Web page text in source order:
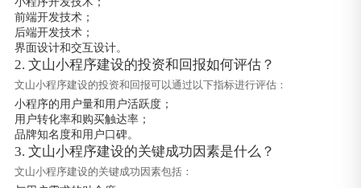
前端开发技术；
后端开发技术；
界面设计和交互设计。
2. 文山小程序建设的投资和回报如何评估？
文山小程序建设的投资和回报可以通过以下指标进行评估：
小程序的用户量和用户活跃度；
用户转化率和购买触达率；
品牌知名度和用户口碑。
3. 文山小程序建设的关键成功因素是什么？
文山小程序建设的关键成功因素包括：